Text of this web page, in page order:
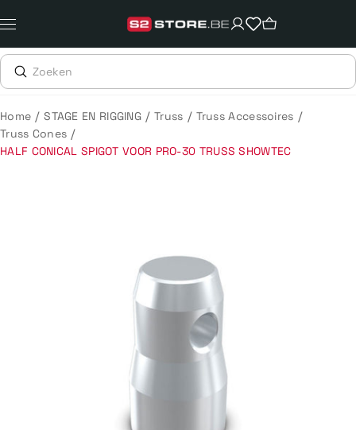
naar
content
Home / STAGE EN RIGGING / Truss / Truss Accessoires /
Truss Cones /
HALF CONICAL SPIGOT VOOR PRO-30 TRUSS SHOWTEC